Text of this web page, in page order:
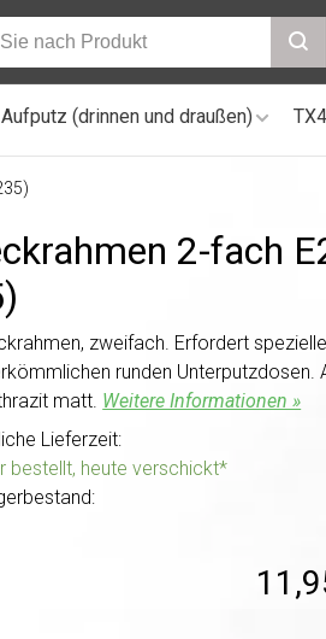
Aufputz (drinnen und draußen)
2-fach
zweifach. Erfordert
runden Unterputzdosen.
matt. Weitere Informationen »
Lieferzeit:
bestellt, heute verschickt*